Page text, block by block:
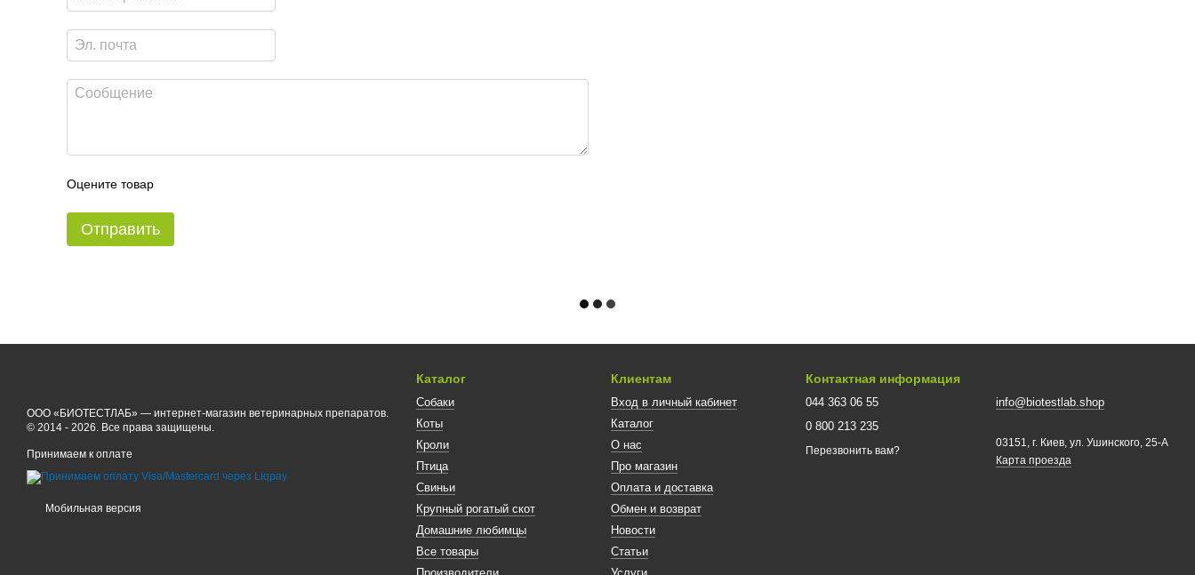
Оцените товар
Отправить
ООО «БИОТЕСТЛАБ» — интернет-магазин ветеринарных препаратов.
© 2014 - 2026. Все права защищены.
Принимаем к оплате
Мобильная версия
Каталог
Собаки
Коты
Кроли
Птица
Свиньи
Крупный рогатый скот
Домашние любимцы
Все товары
Клиентам
Вход в личный кабинет
Каталог
О нас
Про магазин
Оплата и доставка
Обмен и возврат
Новости
Статьи
Контактная информация
044 363 06 55
0 800 213 235
Перезвонить вам?
info@biotestlab.shop
03151, г. Киев, ул. Ушинского, 25-A
Карта проезда